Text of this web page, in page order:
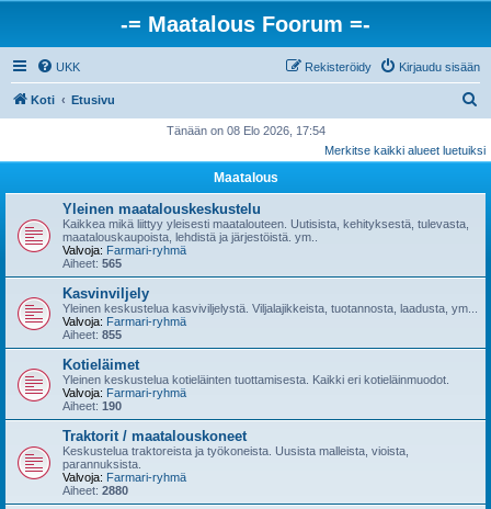
-= Maatalous Foorum =-
UKK Kirjaudu sisään
Rekisteröidy
Koti Etusivu
s
Tänään on 08 Elo 2026, 17:54
Merkitse kaikki alueet luetuiksi
Maatalous
Yleinen maatalouskeskustelu
Kaikkea mikä liittyy yleisesti maatalouteen. Uutisista, kehityksestä, tulevasta,
maatalouskaupoista, lehdistä ja järjestöistä. ym..
Valvoja: Farmari-ryhmä
Aiheet: 565
Kasvinviljely
Yleinen keskustelua kasviviljelystä. Viljalajikkeista, tuotannosta, laadusta, ym...
Valvoja: Farmari-ryhmä
Aiheet: 855
Kotieläimet
Yleinen keskustelua kotieläinten tuottamisesta. Kaikki eri kotieläinmuodot.
Valvoja: Farmari-ryhmä
Aiheet: 190
Traktorit / maatalouskoneet
Keskustelua traktoreista ja työkoneista. Uusista malleista, vioista,
parannuksista.
Valvoja: Farmari-ryhmä
Aiheet: 2880